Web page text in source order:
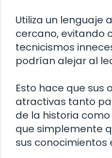
Utiliza un lenguaje
cercano, evitando
tecnicismos
podrían alejar al
Esto hace que sus
atractivas tanto
de la historia
que simplemente
sus conocimientos